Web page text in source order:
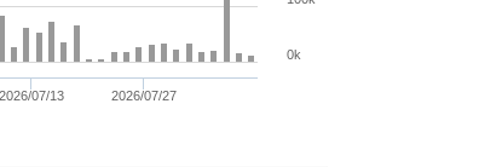
2026/07/13 2026/07/27
0k